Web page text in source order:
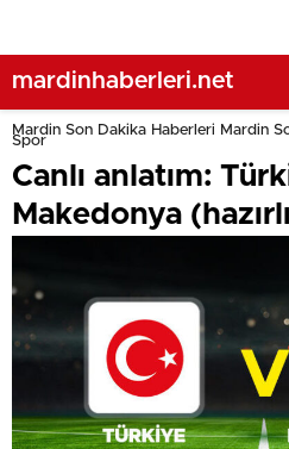
mardinhaberleri.net
Mardin Son Dakika Haberleri Mardin
Spor
Canlı anlatım:
Makedonya